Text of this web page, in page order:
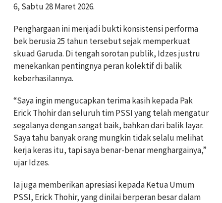
6, Sabtu 28 Maret 2026.
Penghargaan ini menjadi bukti konsistensi performa
bek berusia 25 tahun tersebut sejak memperkuat
skuad Garuda. Di tengah sorotan publik, Idzes justru
menekankan pentingnya peran kolektif di balik
keberhasilannya.
“Saya ingin mengucapkan terima kasih kepada Pak
Erick Thohir dan seluruh tim PSSI yang telah mengatur
segalanya dengan sangat baik, bahkan dari balik layar.
Saya tahu banyak orang mungkin tidak selalu melihat
kerja keras itu, tapi saya benar-benar menghargainya,”
ujar Idzes.
Ia juga memberikan apresiasi kepada Ketua Umum
PSSI, Erick Thohir, yang dinilai berperan besar dalam